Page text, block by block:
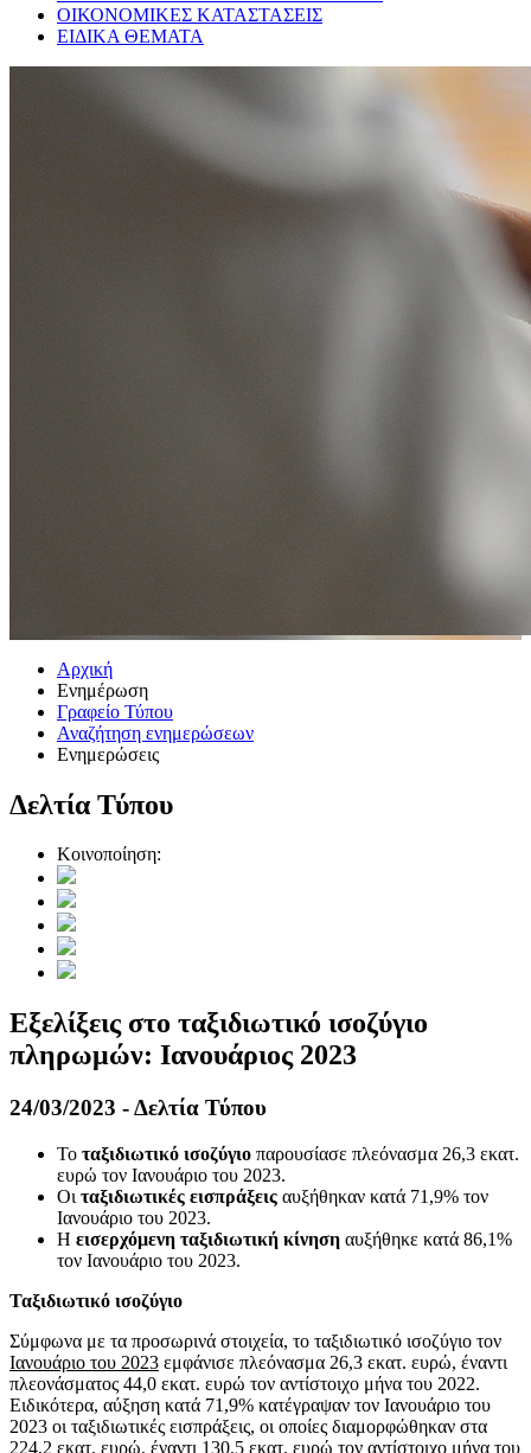
ΟΙΚΟΝΟΜΙΚΕΣ ΚΑΤΑΣΤΑΣΕΙΣ
ΕΙΔΙΚΑ ΘΕΜΑΤΑ
Αρχική
Ενημέρωση
Γραφείο Τύπου
Αναζήτηση ενημερώσεων
Ενημερώσεις
Δελτία Τύπου
Κοινοποίηση:
Εξελίξεις στο ταξιδιωτικό ισοζύγιο
πληρωμών: Ιανουάριος 2023
24/03/2023 - Δελτία Τύπου
Το ταξιδιωτικό ισοζύγιο παρουσίασε πλεόνασμα 26,3 εκατ.
ευρώ τον Ιανουάριο του 2023.
Oι ταξιδιωτικές εισπράξεις αυξήθηκαν κατά 71,9% τον
Ιανουάριο του 2023.
Η εισερχόμενη ταξιδιωτική κίνηση αυξήθηκε κατά 86,1%
τον Ιανουάριο του 2023.
Ταξιδιωτικό ισοζύγιο
Σύμφωνα με τα προσωρινά στοιχεία, το ταξιδιωτικό ισοζύγιο τον
Ιανουάριο του 2023 εμφάνισε πλεόνασμα 26,3 εκατ. ευρώ, έναντι
πλεονάσματος 44,0 εκατ. ευρώ τον αντίστοιχο μήνα του 2022.
Ειδικότερα, αύξηση κατά 71,9% κατέγραψαν τον Ιανουάριο του
2023 οι ταξιδιωτικές εισπράξεις, οι οποίες διαμορφώθηκαν στα
224,2 εκατ. ευρώ, έναντι 130,5 εκατ. ευρώ τον αντίστοιχο μήνα του